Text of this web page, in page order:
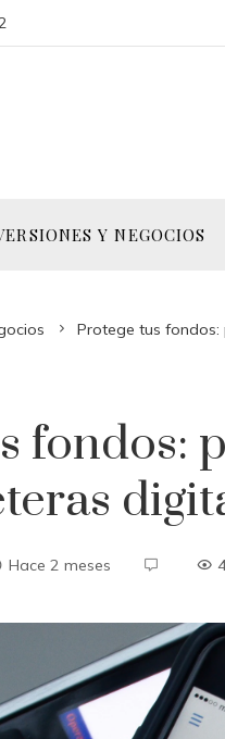
Y NEGOCIOS
Protege tus
fondos:
Hace 2 meses